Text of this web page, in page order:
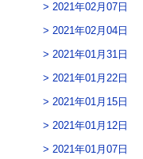
2021年02月07日
2021年02月04日
2021年01月31日
2021年01月22日
2021年01月15日
2021年01月12日
2021年01月07日